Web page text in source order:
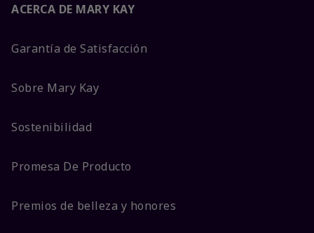
ACERCA DE MARY KAY
Garantía de Satisfacción
Sobre Mary Kay
Sostenibilidad
Promesa De Producto
Premios de belleza y honores